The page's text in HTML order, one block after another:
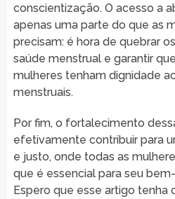
conscientização. O acesso a
apenas uma parte do que as
precisam: é hora de quebrar
saúde menstrual e garantir
mulheres tenham dignidade
menstruais.
Por fim, o fortalecimento
efetivamente contribuir para
e justo, onde todas as
que é essencial para seu
Espero que esse artigo tenha